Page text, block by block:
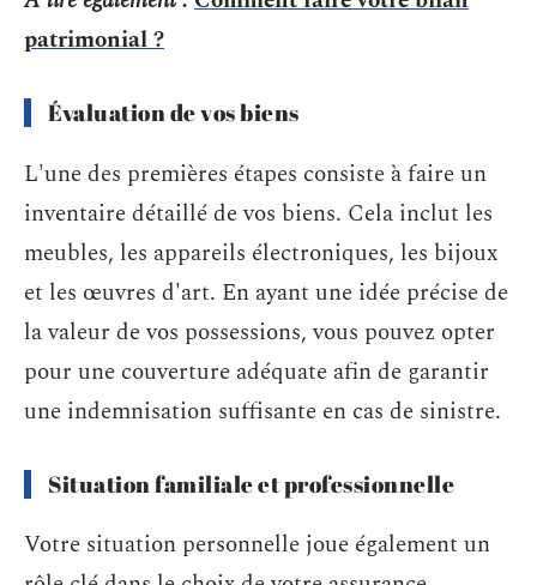
patrimonial ?
Évaluation de vos biens
L'une des premières étapes consiste à faire un
inventaire détaillé de vos biens. Cela inclut les
meubles, les appareils électroniques, les bijoux
et les œuvres d'art. En ayant une idée précise de
la valeur de vos possessions, vous pouvez opter
pour une couverture adéquate afin de garantir
une indemnisation suffisante en cas de sinistre.
Situation familiale et professionnelle
Votre situation personnelle joue également un